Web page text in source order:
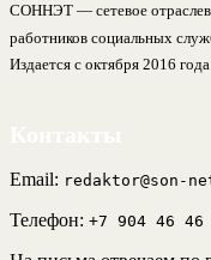
СОННЭТ — сетевое
работников социальных
Издается с октября 2016 года
Email: redaktor@son-
Телефон: +7 904 46 46